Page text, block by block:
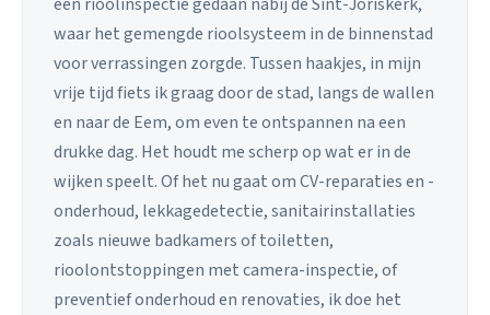
waar het gemengde rioolsysteem in de binnenstad
voor verrassingen zorgde. Tussen haakjes, in mijn
vrije tijd fiets ik graag door de stad, langs de wallen
en naar de Eem, om even te ontspannen na een
drukke dag. Het houdt me scherp op wat er in de
wijken speelt. Of het nu gaat om CV-reparaties en -
onderhoud, lekkagedetectie, sanitairinstallaties
zoals nieuwe badkamers of toiletten,
rioolontstoppingen met camera-inspectie, of
preventief onderhoud en renovaties, ik doe het